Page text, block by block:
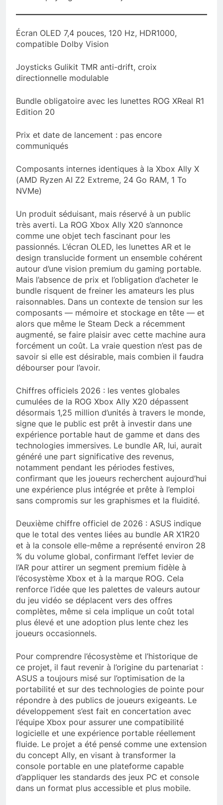
Écran OLED 7,4 pouces, 120 Hz, HDR1000,
compatible Dolby Vision
Joysticks Gulikit TMR anti-drift, croix
directionnelle modulable
Bundle obligatoire avec les lunettes ROG XReal R1
Edition 20
Prix et date de lancement : pas encore
communiqués
Composants internes identiques à la Xbox Ally X
(AMD Ryzen AI Z2 Extreme, 24 Go RAM, 1 To
NVMe)
Un produit séduisant, mais réservé à un public
très averti. La ROG Xbox Ally X20 s’annonce
comme une objet tech fascinant pour les
passionnés. L’écran OLED, les lunettes AR et le
design translucide forment un ensemble cohérent
autour d’une vision premium du gaming portable.
Mais l’absence de prix et l’obligation d’acheter le
bundle risquent de freiner les amateurs les plus
raisonnables. Dans un contexte de tension sur les
composants — mémoire et stockage en tête — et
alors que même le Steam Deck a récemment
augmenté, se faire plaisir avec cette machine aura
forcément un coût. La vraie question n’est pas de
savoir si elle est désirable, mais combien il faudra
débourser pour l’avoir.
Chiffres officiels 2026 : les ventes globales
cumulées de la ROG Xbox Ally X20 dépassent
désormais 1,25 million d’unités à travers le monde,
signe que le public est prêt à investir dans une
expérience portable haut de gamme et dans des
technologies immersives. Le bundle AR, lui, aurait
généré une part significative des revenus,
notamment pendant les périodes festives,
confirmant que les joueurs recherchent aujourd’hui
une expérience plus intégrée et prête à l’emploi
sans compromis sur les graphismes et la fluidité.
Deuxième chiffre officiel de 2026 : ASUS indique
que le total des ventes liées au bundle AR X1R20
et à la console elle-même a représenté environ 28
% du volume global, confirmant l’effet levier de
l’AR pour attirer un segment premium fidèle à
l’écosystème Xbox et à la marque ROG. Cela
renforce l’idée que les palettes de valeurs autour
du jeu vidéo se déplacent vers des offres
complètes, même si cela implique un coût total
plus élevé et une adoption plus lente chez les
joueurs occasionnels.
Pour comprendre l’écosystème et l’historique de
ce projet, il faut revenir à l’origine du partenariat :
ASUS a toujours misé sur l’optimisation de la
portabilité et sur des technologies de pointe pour
répondre à des publics de joueurs exigeants. Le
développement s’est fait en concertation avec
l’équipe Xbox pour assurer une compatibilité
logicielle et une expérience portable réellement
fluide. Le projet a été pensé comme une extension
du concept Ally, en visant à transformer la
console portable en une plateforme capable
d’appliquer les standards des jeux PC et console
dans un format plus accessible et plus mobile.